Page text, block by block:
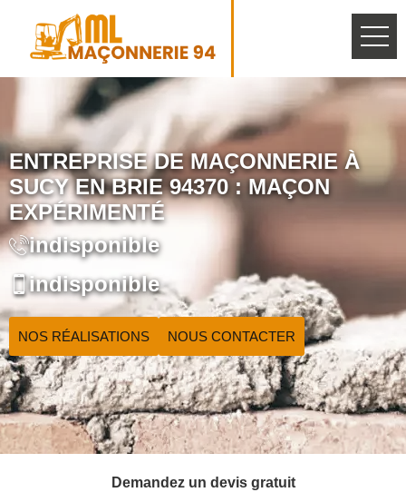
ENTREPRISE DE MAÇONNERIE À
SUCY EN BRIE 94370 : MAÇON
EXPÉRIMENTÉ
indisponible
indisponible
NOS RÉALISATIONS NOUS CONTACTER
Demandez un devis gratuit